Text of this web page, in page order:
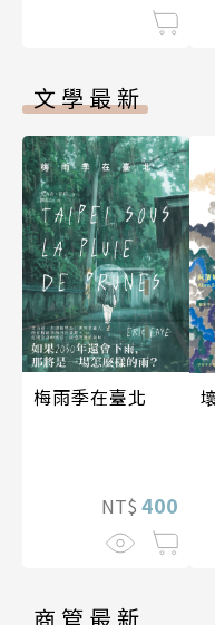
文學最新
梅雨季在臺北
NT$ 400
商管最新